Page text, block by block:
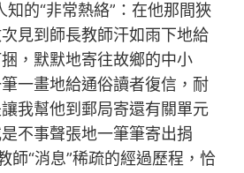
知的“非常熱絡”：在他那間狹
見到師長教師汗如雨下地給
，默默地寄往故鄉的中小
一畫地給通俗讀者復信，耐
我幫他到郵局寄還有關單元
不事聲張地一筆筆寄出捐
“消息”稀疏的經過歷程，恰